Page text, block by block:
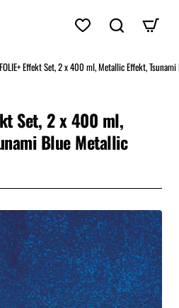
Effekt Set, 2 x 400 ml, Metallic Effekt,
Set, 2 x 400 ml,
Blue Metallic